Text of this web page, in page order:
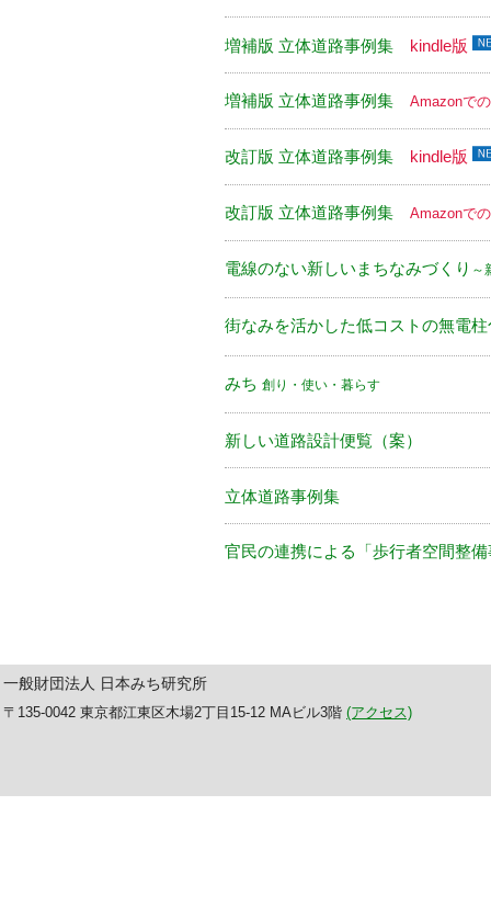
増補版 立体道路事例集 kindle版
増補版 立体道路事例集 Amazonで
改訂版 立体道路事例集 kindle版
改訂版 立体道路事例集 Amazonで
電線のない新しいまちなみづくり ～
街なみを活かした低コストの無電
みち 創り・使い・暮らす
新しい道路設計便覧（案）
立体道路事例集
官民の連携による「歩行者空間整
一般財団法人 日本みち研究所
〒135-0042 東京都江東区木場2丁目15-12 MAビル3階 (アクセス)